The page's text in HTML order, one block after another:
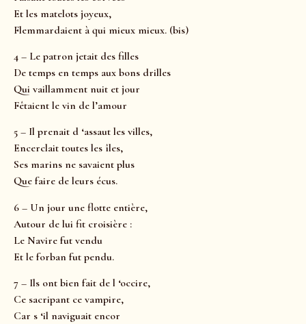
Et les matelots joyeux,
Flemmardaient à qui mieux mieux. (bis)
4 – Le patron jetait des filles
De temps en temps aux bons drilles
Qui vaillamment nuit et jour
Fêtaient le vin de l’amour
5 – Il prenait d ‘assaut les villes,
Encerclait toutes les îles,
Ses marins ne savaient plus
Que faire de leurs écus.
6 – Un jour une flotte entière,
Autour de lui fit croisière :
Le Navire fut vendu
Et le forban fut pendu.
7 – Ils ont bien fait de l ‘occire,
Ce sacripant ce vampire,
Car s ‘il naviguait encor